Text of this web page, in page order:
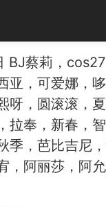
BJ蔡莉，
亚，可爱娜，
呀，圆滚滚，
拉奉，新春，
季，芭比吉尼
，阿丽莎，阿